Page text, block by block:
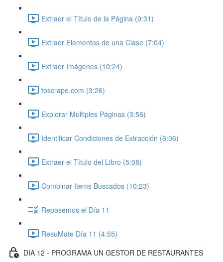
Extraer el Título de la Página (9:31)
Extraer Elementos de una Clase (7:04)
Extraer Imágenes (10:24)
toscrape.com (3:26)
Explorar Múltiples Páginas (3:56)
Identificar Condiciones de Extracción (6:06)
Extraer el Título del Libro (5:08)
Combinar Items Buscados (10:23)
Repasemos el Día 11
ResuMate Día 11 (4:55)
DIA 12 - PROGRAMA UN GESTOR DE RESTAURANTES